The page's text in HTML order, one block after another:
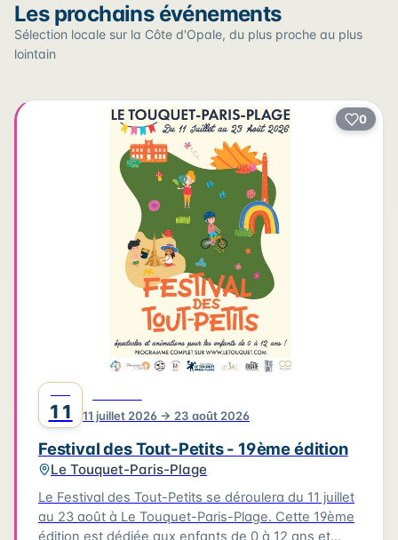
Cliquez sur un pin pour voir l'événement — les lieux qui
en accueillent plusieurs sont regroupés.
2
2
12
2 3
6
17
22
4
2
2
2
3
+
Leaflet|©OpenStreetMap
Les prochains événements
Sélection locale sur la Côte d'Opale, du plus proche au plus
lointain
0
11 11 juillet 2026 → 23 août 2026
Festival des Tout-Petits - 19ème édition
Le Touquet-Paris-Plage
Le Festival des Tout-Petits se déroulera du 11 juillet
au 23 août à Le Touquet-Paris-Plage. Cette 19ème